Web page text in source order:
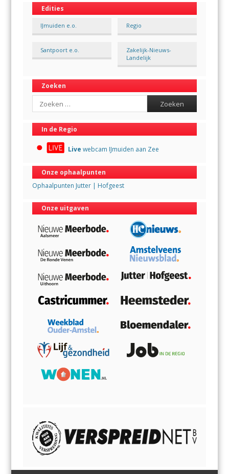
Edities
IJmuiden e.o. Regio
Santpoort e.o.
Zakelijk-Nieuws-
Landelijk
Zoeken
Search
In de Regio
Live webcam IJmuiden aan Zee
Onze ophaalpunten
Ophaalpunten Jutter | Hofgeest
Onze uitgaven